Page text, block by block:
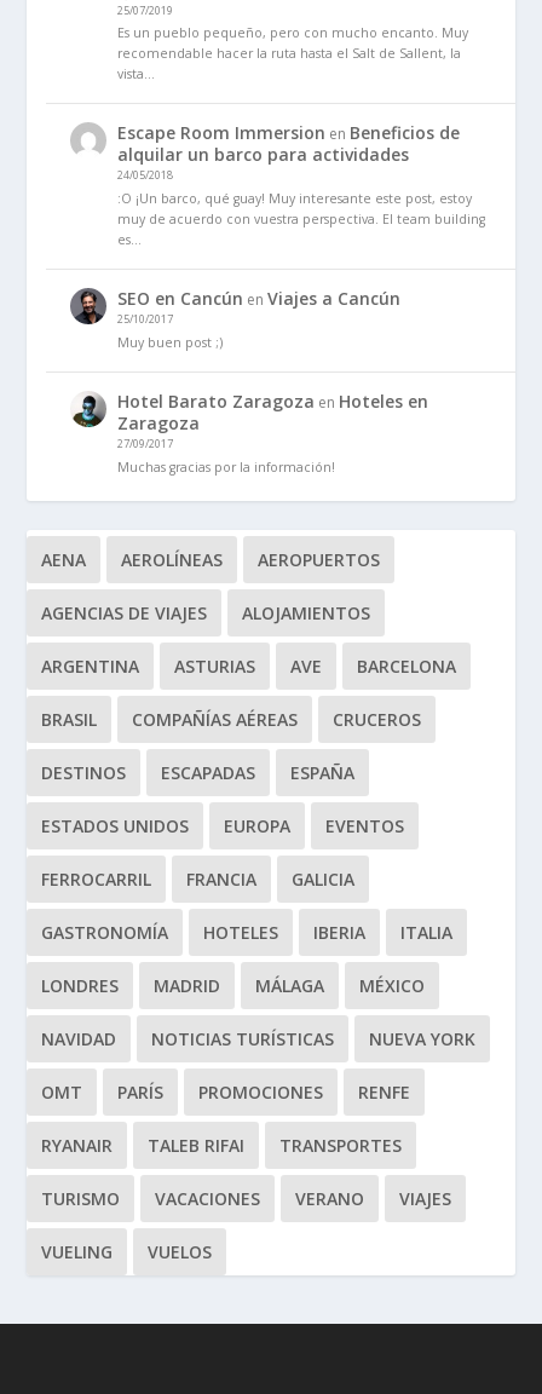
25/07/2019
Es un pueblo pequeño, pero con mucho encanto. Muy
recomendable hacer la ruta hasta el Salt de Sallent, la
vista…
Escape Room Immersion en Beneficios de
alquilar un barco para actividades
24/05/2018
:O ¡Un barco, qué guay! Muy interesante este post, estoy
muy de acuerdo con vuestra perspectiva. El team building
es…
SEO en Cancún enViajes a Cancún
25/10/2017
Muy buen post ;)
Hotel Barato Zaragoza en Hoteles en
Zaragoza
27/09/2017
Muchas gracias por la información!
AENA AEROLÍNEAS AEROPUERTOS
AGENCIAS DE VIAJES ALOJAMIENTOS
ARGENTINA ASTURIAS AVE BARCELONA
BRASIL COMPAÑÍAS AÉREAS CRUCEROS
DESTINOS ESCAPADAS ESPAÑA
ESTADOS UNIDOS EUROPA EVENTOS
FERROCARRIL FRANCIA GALICIA
GASTRONOMÍA HOTELES IBERIA ITALIA
LONDRES MADRID MÁLAGA MÉXICO
NAVIDAD NOTICIAS TURÍSTICAS NUEVA YORK
OMT PARÍS PROMOCIONES RENFE
RYANAIR TALEB RIFAI TRANSPORTES
TURISMO VACACIONES VERANO VIAJES
VUELING VUELOS